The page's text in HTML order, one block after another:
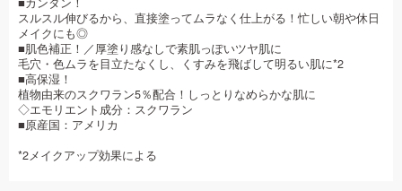
スルスル伸びるから、直接塗ってムラなく仕上がる！忙しい朝や休日
メイクにも◎
■肌色補正！／厚塗り感なしで素肌っぽいツヤ肌に
毛穴・色ムラを目立たなくし、くすみを飛ばして明るい肌に*2
■高保湿！
植物由来のスクワラン5％配合！しっとりなめらかな肌に
◇エモリエント成分：スクワラン
■原産国：アメリカ
*2メイクアップ効果による